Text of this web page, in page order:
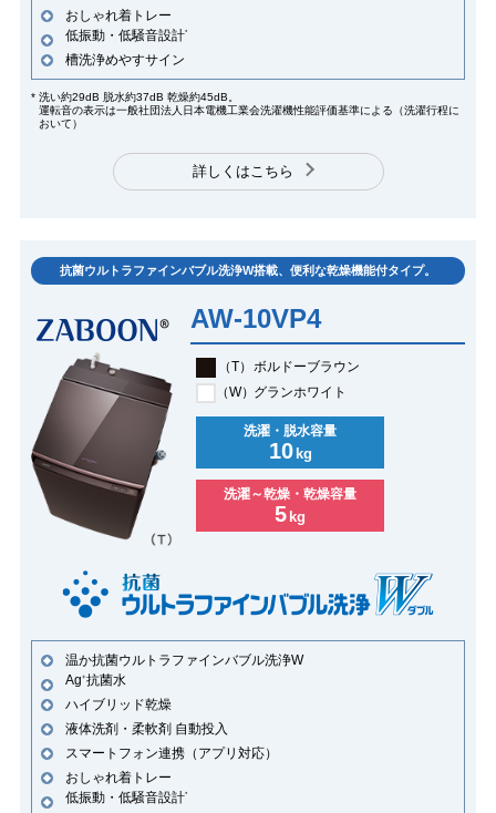
おしゃれ着トレー
低振動・低騒音設計*
槽洗浄めやすサイン
* 洗い約29dB 脱水約37dB 乾燥約45dB。
運転音の表示は一般社団法人日本電機工業会洗濯機性能評価基準による（洗濯行程に
おいて）
詳しくはこちら
抗菌ウルトラファインバブル洗浄W搭載、便利な乾燥機能付タイプ。
AW-10VP4
（T） ボルドーブラウン
（W）グランホワイト
洗濯・脱水容量
10 kg
洗濯～乾燥・乾燥容量
5 kg
温か抗菌ウルトラファインバブル洗浄W
Ag+抗菌水
ハイブリッド乾燥
液体洗剤・柔軟剤 自動投入
スマートフォン連携（アプリ対応）
おしゃれ着トレー
低振動・低騒音設計*